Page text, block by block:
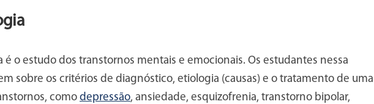
é o estudo dos transtornos mentais e emocionais. Os estudantes nessa
sobre os critérios de diagnóstico, etiologia (causas) e o tratamento de uma
como depressão, ansiedade, esquizofrenia, transtorno bipolar,